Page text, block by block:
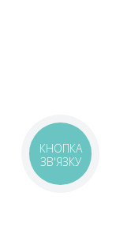
КНОПКА
ЗВ'ЯЗКУ